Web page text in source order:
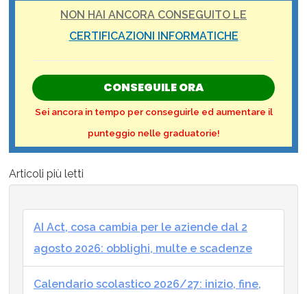
NON HAI ANCORA CONSEGUITO LE
CERTIFICAZIONI INFORMATICHE
CONSEGUILE ORA
Sei ancora in tempo per conseguirle ed aumentare il
punteggio nelle graduatorie!
Articoli più letti
AI Act, cosa cambia per le aziende dal 2
agosto 2026: obblighi, multe e scadenze
Calendario scolastico 2026/27: inizio, fine,